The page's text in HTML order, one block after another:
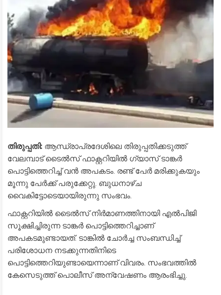
തിരുപ്പതി: ആന്ധ്രാപ്രദേശിലെ തിരുപ്പതിക്കടുത്ത്
വേലമ്പാട് ടൈൽസ് ഫാക്റ്ററിയിൽ ഗ്യാസ് ടാങ്കർ
പൊട്ടിത്തെറിച്ച് വൻ അപകടം. രണ്ട് പേർ മരിക്കുകയും
മൂന്നു പേർക്ക് പരുക്കേറ്റു. ബുധനാഴ്ച
വൈകിട്ടോടെയായിരുന്നു സംഭവം.
ഫാക്റ്ററിയിൽ ടൈൽസ് നിർമാണത്തിനായി എൽപിജി
സൂക്ഷിച്ചിരുന്ന ടാങ്കർ പൊട്ടിത്തെറിച്ചാണ്
അപകടമുണ്ടായത്. ടാങ്കിൽ ചോർച്ച സംബന്ധിച്ച്
പരിശോധന നടക്കുന്നതിനിടെ
പൊട്ടിത്തെറിയുണ്ടായെന്നാണ് വിവരം. സംഭവത്തിൽ
കേസെടുത്ത് പൊലീസ് അന്വേഷണം ആരംഭിച്ചു.